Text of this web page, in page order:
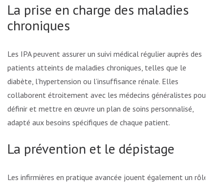
La prise en charge des maladies
chroniques
Les IPA peuvent assurer un suivi médical régulier auprès des
patients atteints de maladies chroniques, telles que le
diabète, l’hypertension ou l’insuffisance rénale. Elles
collaborent étroitement avec les médecins généralistes pour
définir et mettre en œuvre un plan de soins personnalisé,
adapté aux besoins spécifiques de chaque patient.
La prévention et le dépistage
Les infirmières en pratique avancée jouent également un rôle